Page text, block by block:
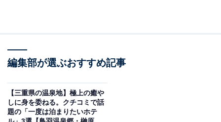
編集部が選ぶおすすめ記事
【三重県の温泉地】極上の癒や
しに身を委ねる。クチコミで話
題の「一度は泊まりたいホテ